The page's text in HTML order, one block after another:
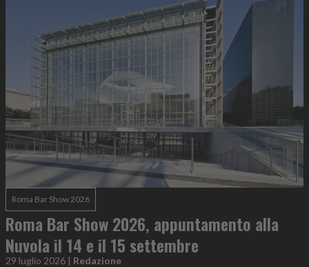
Roma Bar Show 2026
Roma Bar Show 2026, appuntamento alla
Nuvola il 14 e il 15 settembre
29 luglio 2026 | Redazione